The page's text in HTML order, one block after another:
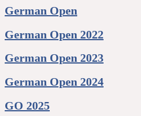
German Open
German Open 2022
German Open 2023
German Open 2024
GO 2025